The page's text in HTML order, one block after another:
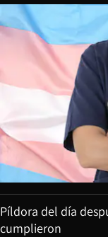
Píldora del día
cumplieron